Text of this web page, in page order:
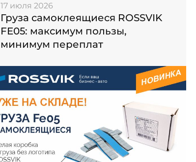
17 июля 2026
Груза самоклеящиеся ROSSVIK
FE05: максимум пользы,
минимум переплат